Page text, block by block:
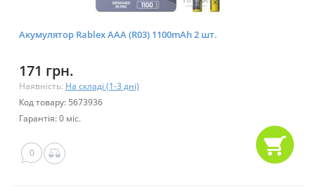
Акумулятор Rablex AAA (R03) 1100mAh 2 шт.
171 грн.
Наявність: На складі (1-3 дні)
Код товару: 5673936
Гарантія: 0 міс.
0